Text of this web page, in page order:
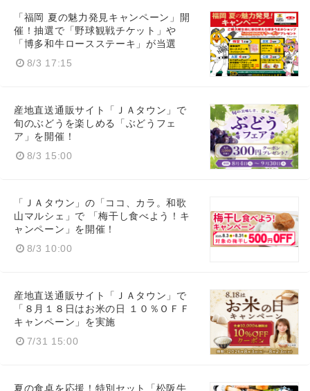
「福岡 夏の魅力発見キャンペーン」開
催！抽選で「野球観戦チケット」や
「博多和牛ロースステーキ」が当選
8/3 17:15
産地直送通販サイト「ＪＡタウン」で
旬のぶどうを楽しめる「ぶどうフェ
ア」を開催！
8/3 15:00
「ＪＡタウン」の「ココ、カラ。和歌
山マルシェ」で 「梅干し食べよう！キ
ャンペーン」を開催！
8/3 10:00
産地直送通販サイト「ＪＡタウン」で
「８月１８日はお米の日 １０％ＯＦＦ
キャンペーン」を実施
7/31 15:00
夏の食卓を応援！特別セット「松阪牛